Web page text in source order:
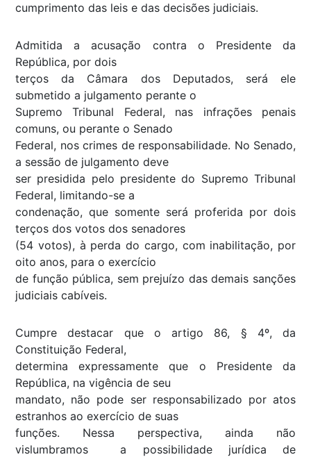
cumprimento das leis e das decisões judiciais.
Admitida a acusação contra o Presidente da
República, por dois
terços da Câmara dos Deputados, será ele
submetido a julgamento perante o
Supremo Tribunal Federal, nas infrações penais
comuns, ou perante o Senado
Federal, nos crimes de responsabilidade. No Senado,
a sessão de julgamento deve
ser presidida pelo presidente do Supremo Tribunal
Federal, limitando-se a
condenação, que somente será proferida por dois
terços dos votos dos senadores
(54 votos), à perda do cargo, com inabilitação, por
oito anos, para o exercício
de função pública, sem prejuízo das demais sanções
judiciais cabíveis.
Cumpre destacar que o artigo 86, § 4º, da
Constituição Federal,
determina expressamente que o Presidente da
República, na vigência de seu
mandato, não pode ser responsabilizado por atos
estranhos ao exercício de suas
funções. Nessa perspectiva, ainda não
vislumbramos a possibilidade jurídica de